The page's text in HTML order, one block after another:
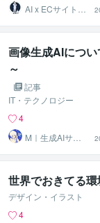
AI x ECサイト専
画像生成AIにつ
～
記事
IT・テクノロジー
4
M｜生成AIサポ
ート
世界でおきてる環
デザイン・イラスト
4